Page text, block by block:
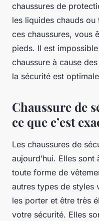
chaussures de
les liquides chauds
ces chaussures, vous
pieds. Il est
chaussure à cause
la sécurité est
Chaussure de
ce que c’est
Les chaussures de
aujourd’hui. Elles
toute forme de
autres types de styles
les porter et être très
votre sécurité. Elles